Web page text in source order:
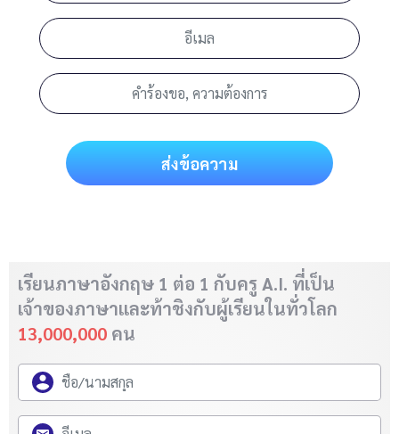
ส่งข้อความ
เรียนภาษาอังกฤษ 1 ต่อ 1 กับครู A.I. ที่เป็น
เจ้าของภาษาและท้าชิงกับผู้เรียนในทั่วโลก
13,000,000 คน